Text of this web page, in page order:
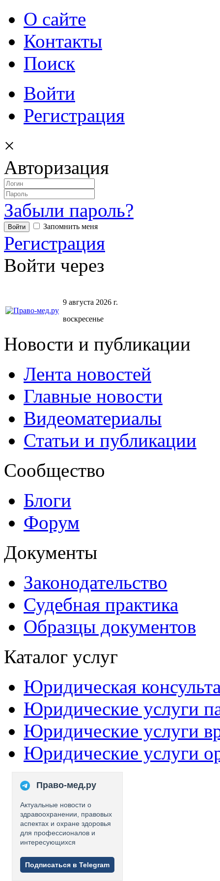
О сайте
Контакты
Поиск
Войти
Регистрация
×
Авторизация
Забыли пароль?
Запомнить меня
Регистрация
Войти через
9 августа 2026 г.
воскресенье
Новости и публикации
Лента новостей
Главные новости
Видеоматериалы
Статьи и публикации
Сообщество
Блоги
Форум
Документы
Законодательство
Судебная практика
Образцы документов
Каталог услуг
Юридическая
Юридические услуги
Юридические услуги
Юридические услуги
Право-мед.ру
Актуальные новости о
здравоохранении, правовых
аспектах и охране здоровья
для профессионалов и
интересующихся
Подписаться в Telegram